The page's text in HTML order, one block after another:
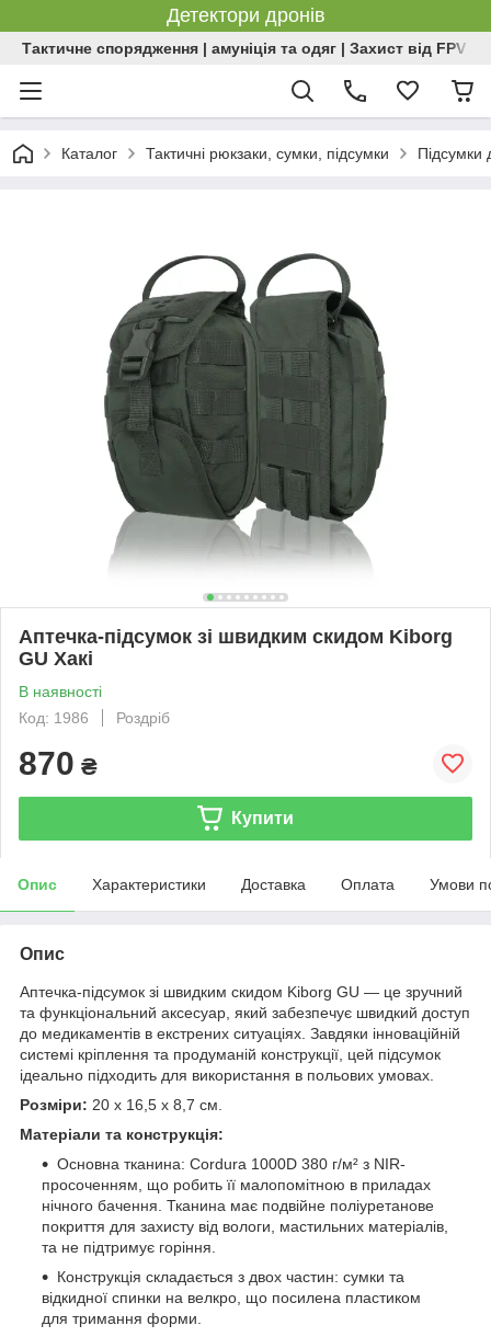
Детектори дронів
Тактичне спорядження | амуніція та одяг | Захист від FPV |
Каталог Тактичні рюкзаки, сумки, підсумки Підсумки
Аптечка-підсумок зі швидким скидом Kiborg
GU Хакі
В наявності
Код: 1986
Роздріб
870 ₴
Купити
Опис Характеристики Доставка Оплата Умови
Опис
Аптечка-підсумок зі швидким скидом Kiborg GU — це зручний
та функціональний аксесуар, який забезпечує швидкий доступ
до медикаментів в екстрених ситуаціях. Завдяки інноваційній
системі кріплення та продуманій конструкції, цей підсумок
ідеально підходить для використання в польових умовах.
Розміри: 20 х 16,5 х 8,7 см.
Матеріали та конструкція:
Основна тканина: Cordura 1000D 380 г/м² з NIR-
просоченням, що робить її малопомітною в приладах
нічного бачення. Тканина має подвійне поліуретанове
покриття для захисту від вологи, мастильних матеріалів,
та не підтримує горіння.
Конструкція складається з двох частин: сумки та
відкидної спинки на велкро, що посилена пластиком
для тримання форми.